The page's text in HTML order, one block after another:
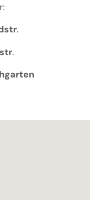
.
.